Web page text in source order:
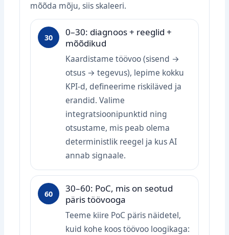
mõõda mõju, siis skaleeri.
30
0–30: diagnoos + reeglid +
mõõdikud
Kaardistame töövoo (sisend →
otsus → tegevus), lepime kokku
KPI‑d, defineerime riskiläved ja
erandid. Valime
integratsioonipunktid ning
otsustame, mis peab olema
deterministlik reegel ja kus AI
annab signaale.
60
30–60: PoC, mis on seotud
päris töövooga
Teeme kiire PoC päris näidetel,
kuid kohe koos töövoo loogikaga: